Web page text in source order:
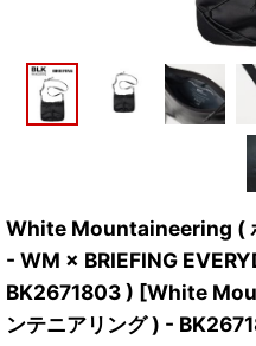
White Mountaineering (
- WM × BRIEFING
BK2671803 ) [White
ンテニアリング ) -